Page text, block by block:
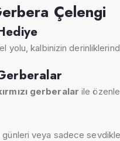
Çelengi
yolu, kalbinizin
gerberalar ile
günleri veya sadece